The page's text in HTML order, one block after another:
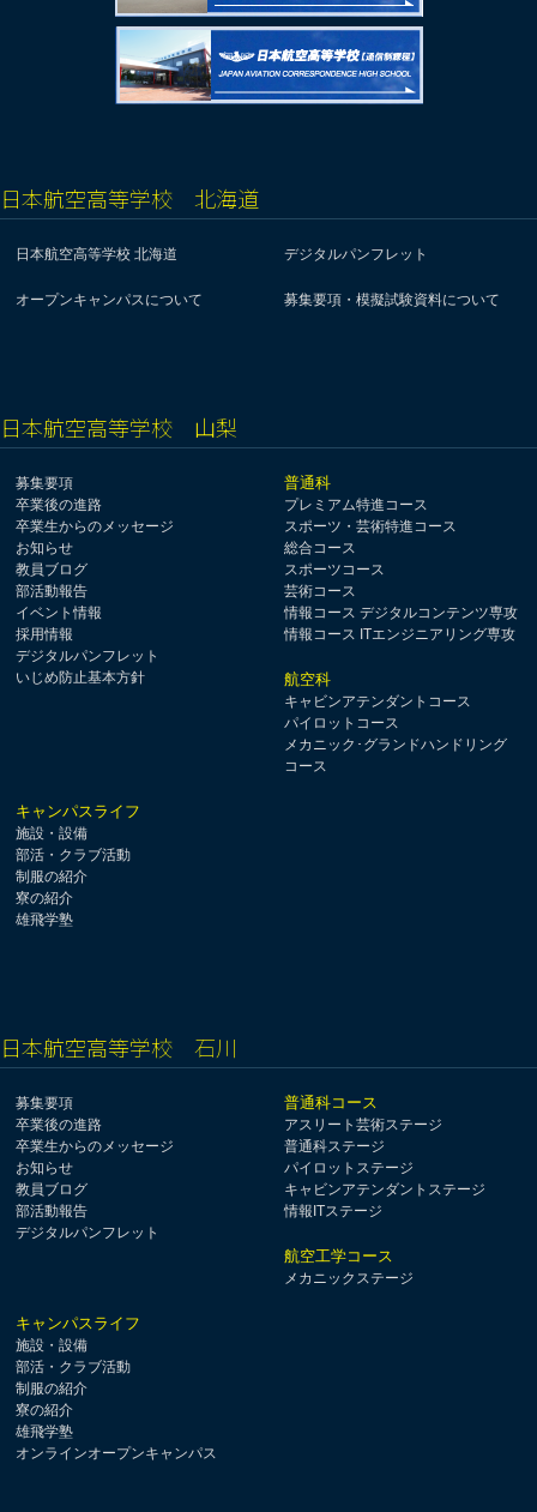
日本航空高等学校 北海道
日本航空高等学校 北海道 デジタルパンフレット
オープンキャンパスについて 募集要項・模擬試験資料について
日本航空高等学校 山梨
募集要項
卒業後の進路
卒業生からのメッセージ
お知らせ
教員ブログ
部活動報告
イベント情報
採用情報
デジタルパンフレット
いじめ防止基本方針
普通科
プレミアム特進コース
スポーツ・芸術特進コース
総合コース
スポーツコース
芸術コース
情報コース デジタルコンテンツ専攻
情報コース ITエンジニアリング専攻
航空科
キャビンアテンダントコース
パイロットコース
メカニック･グランドハンドリング
コース
キャンパスライフ
施設・設備
部活・クラブ活動
制服の紹介
寮の紹介
雄飛学塾
日本航空高等学校 石川
募集要項
卒業後の進路
卒業生からのメッセージ
お知らせ
教員ブログ
部活動報告
デジタルパンフレット
普通科コース
アスリート芸術ステージ
普通科ステージ
パイロットステージ
キャビンアテンダントステージ
情報ITステージ
航空工学コース
メカニックステージ
キャンパスライフ
施設・設備
部活・クラブ活動
制服の紹介
寮の紹介
雄飛学塾
オンラインオープンキャンパス